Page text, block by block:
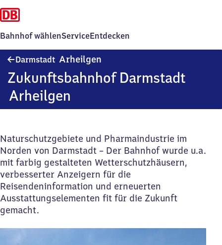
Bahnhof wählenServiceEntdecken
Darmstadt Arheilgen
Zukunftsbahnhof Darmstadt
Arheilgen
Naturschutzgebiete und Pharmaindustrie im
Norden von Darmstadt – Der Bahnhof wurde u.a.
mit farbig gestalteten Wetterschutzhäusern,
verbesserter Anzeigern für die
Reisendeninformation und erneuerten
Ausstattungselementen fit für die Zukunft
gemacht.